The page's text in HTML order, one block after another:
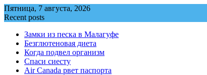
Перейти
к
Пятница, 7 августа, 2026
Recent posts
Замки из песка в Малагуфе
Безглютеновая диета
Когда подвел организм
Спаси сиесту
Air Canada рвет паспорта